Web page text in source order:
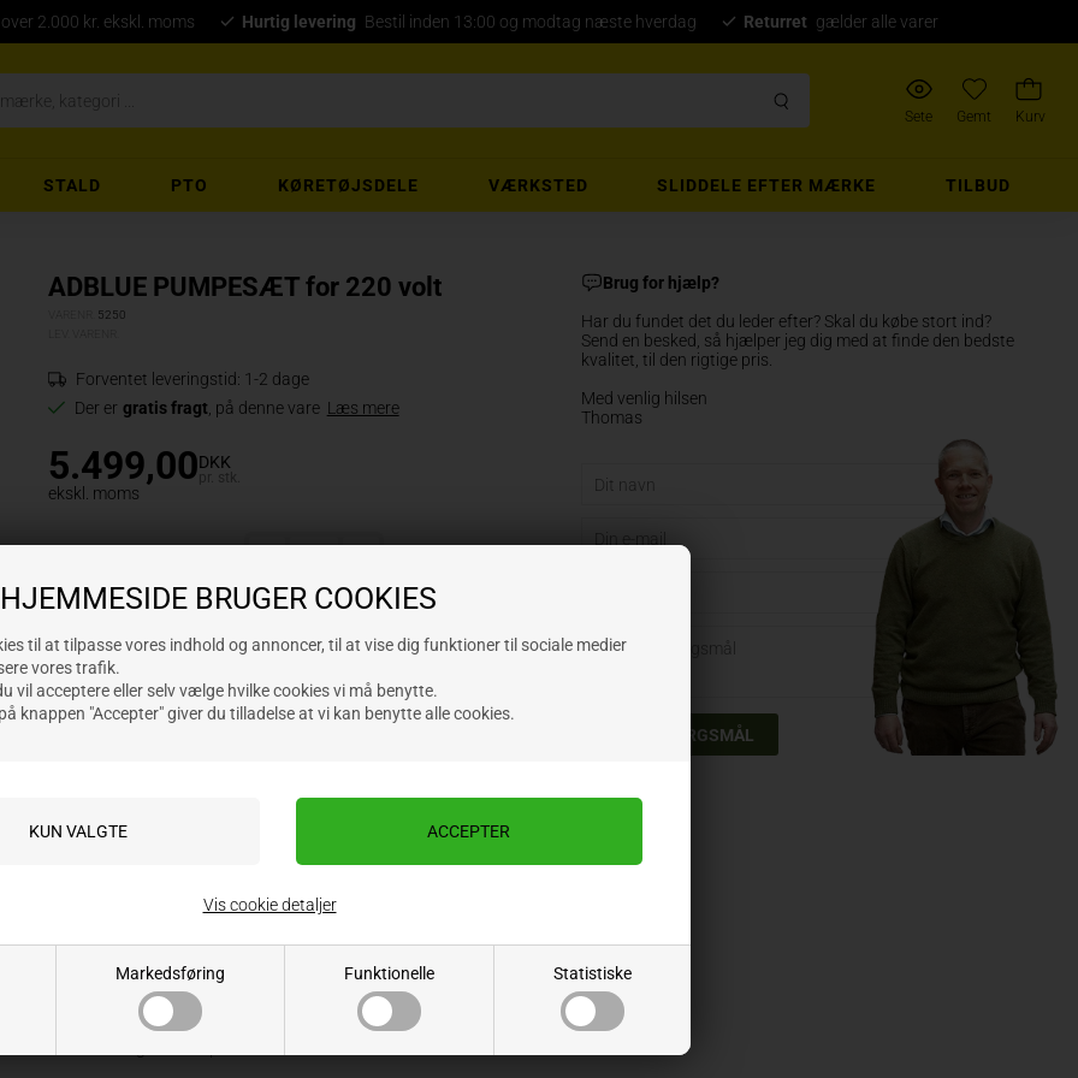
BRUGER COOKIES
til at tilpasse vores indhold og annoncer, til at vise dig funktioner til sociale medier
vores trafik.
vil acceptere eller selv vælge hvilke cookies vi må benytte.
knappen "Accepter" giver du tilladelse at vi kan benytte alle cookies.
Markedsføring Funktionelle Statistiske
Vis cookie detaljer
2.000 kr. ekskl. moms Hurtig levering Bestil inden 13:00 og modtag næste hverdag Returret gælder alle varer
Sete Gemt Kurv
STALD PTO KØRETØJSDELE VÆRKSTED SLIDDELE EFTER MÆRKE TILBUD
ADBLUE PUMPESÆT for 220 volt
5250
Forventet leveringstid: 1-2 dage
Der er gratis fragt, på denne vare Læs mere
5.499,00DKK
pr. stk.
ekskl. moms
På lager i butik
Læs mere om klik & hent
VÆLG VARIANT
På lager online
Se leveringsmuligheder og priser
ADBLUE PUMPESÆT for 220 volt
Komplet med påfyldningsslange (4 meter),
sugeslange (2 meter)
Elektronisk flowmåler
Kapacitet: 40 liter/min.
Brug for hjælp?
Har du fundet det du leder efter? Skal du købe stort ind?
Send en besked, så hjælper jeg dig med at finde den bedste
kvalitet, til den rigtige pris.
Med venlig hilsen
Thomas